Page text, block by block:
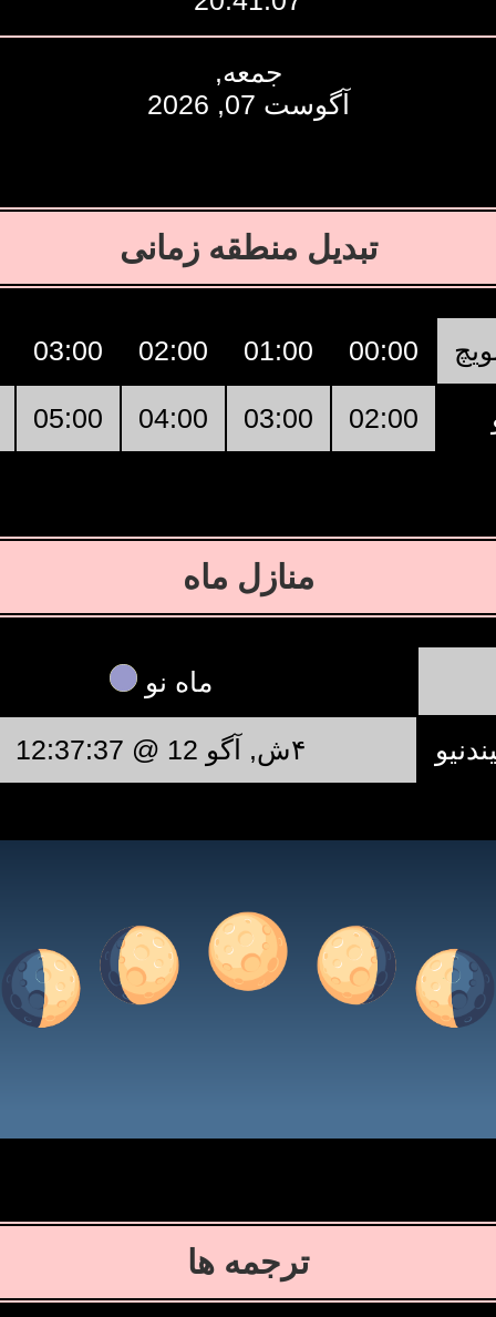
جمعه,
آگوست 07, 2026
تبدیل منطقه زمانی
00:00
01:00
02:00
03:00
02:00
03:00
04:00
05:00
منازل ماه
ماه نو
۴ش, آگو 12 @ 12:37:37
ترجمه ها